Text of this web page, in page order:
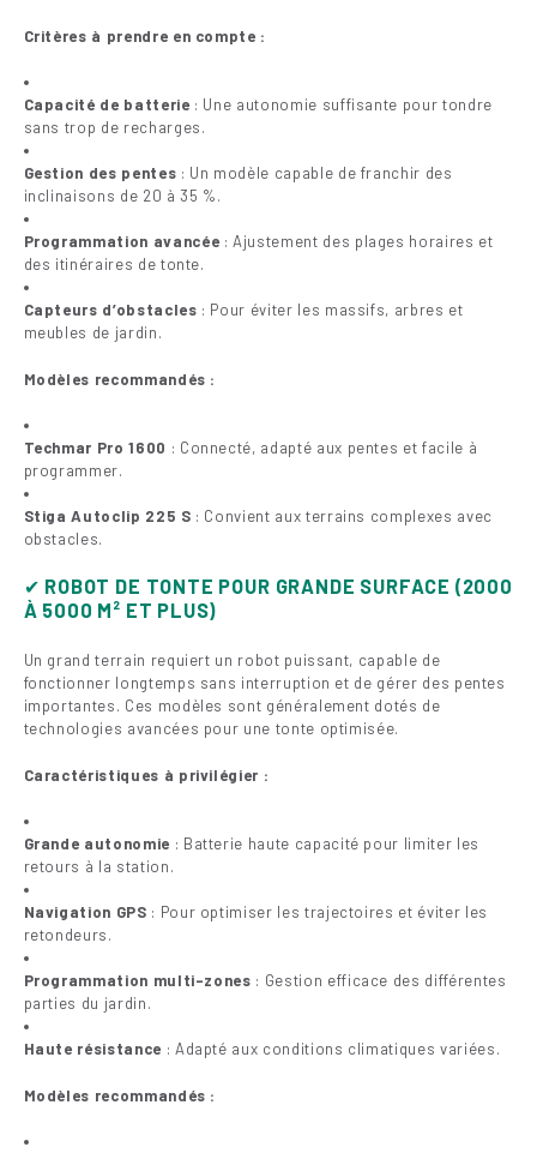
Critères à prendre en compte :
Capacité de batterie : Une autonomie suffisante pour tondre
sans trop de recharges.
Gestion des pentes : Un modèle capable de franchir des
inclinaisons de 20 à 35 %.
Programmation avancée : Ajustement des plages horaires et
des itinéraires de tonte.
Capteurs d’obstacles : Pour éviter les massifs, arbres et
meubles de jardin.
Modèles recommandés :
Techmar Pro 1600 : Connecté, adapté aux pentes et facile à
programmer.
Stiga Autoclip 225 S : Convient aux terrains complexes avec
obstacles.
✔ ROBOT DE TONTE POUR GRANDE SURFACE (2000
À 5000 M² ET PLUS)
Un grand terrain requiert un robot puissant, capable de
fonctionner longtemps sans interruption et de gérer des pentes
importantes. Ces modèles sont généralement dotés de
technologies avancées pour une tonte optimisée.
Caractéristiques à privilégier :
Grande autonomie : Batterie haute capacité pour limiter les
retours à la station.
Navigation GPS : Pour optimiser les trajectoires et éviter les
retondeurs.
Programmation multi-zones : Gestion efficace des différentes
parties du jardin.
Haute résistance : Adapté aux conditions climatiques variées.
Modèles recommandés :